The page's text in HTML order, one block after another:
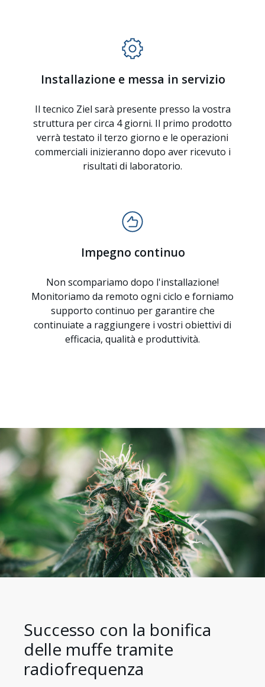
Installazione e messa in servizio
Il tecnico Ziel sarà presente presso la vostra
struttura per circa 4 giorni. Il primo prodotto
verrà testato il terzo giorno e le operazioni
commerciali inizieranno dopo aver ricevuto i
risultati di laboratorio.
Impegno continuo
Non scompariamo dopo l'installazione!
Monitoriamo da remoto ogni ciclo e forniamo
supporto continuo per garantire che
continuiate a raggiungere i vostri obiettivi di
efficacia, qualità e produttività.
Successo con la bonifica
delle muffe tramite
radiofrequenza